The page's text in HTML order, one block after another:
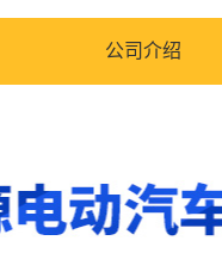
公司介绍